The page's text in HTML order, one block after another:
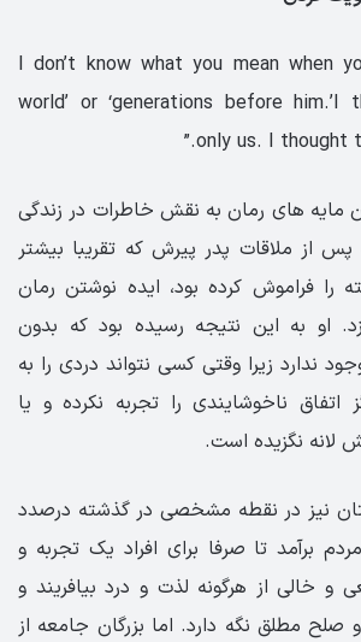
“I don’t know what you mean when
world’ or ‘generations before him.’I
only us. I thought
مایه های رمان به نقش خاطرات در زندگی
پس از ملاقات پدر پیرش که تقریبا بیشتر
را فراموش کرده بود، ایده نوشتن رمان
او به این نتیجه رسیده بود که بدون
ندارد زیرا وقتی کسی نتواند دردی را به
اتفاق ناخوشایندی را تجربه نکرده و یا
لانه نگزیده است.
نیز در نقطه مشخصی در گذشته درصدد
برآمد تا صرفا برای افراد یک تجربه و
خالی از هرگونه لذت و درد بیافریند و
صلح مطلق نگه دارد. اما بزرگان جامعه از